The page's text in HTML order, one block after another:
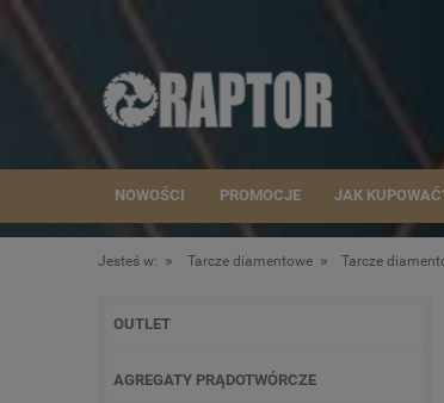
NOWOŚCI PROMOCJE JAK
Jesteś w: » Tarcze diamentowe » Tarcze
OUTLET
AGREGATY PRĄDOTWÓRCZE